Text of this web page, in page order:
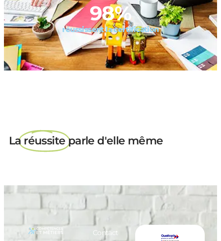
réussissent la certification
98%
La réussite parle d'elle même
Contact